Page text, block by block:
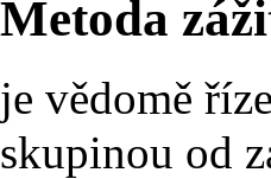
Metoda
je vědomě
skupinou od